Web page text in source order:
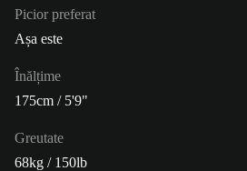
Picior preferat
Așa este
Înălțime
175cm / 5'9"
Greutate
68kg / 150lb